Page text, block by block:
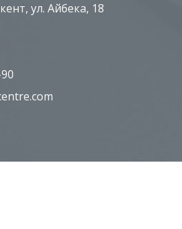
ул. Айбека, 18